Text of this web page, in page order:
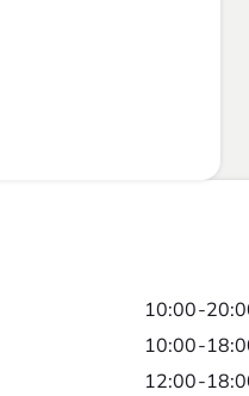
10:00-
10:00-
12:00-